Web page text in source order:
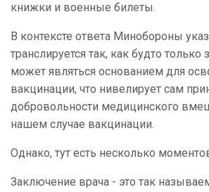
книжки и военные билеты.
В контексте ответа Минобороны
транслируется так, как будто
может являться основанием для
вакцинации, что нивелирует сам
добровольности медицинского
нашем случае вакцинации.
Однако, тут есть несколько
Заключение врача - это так